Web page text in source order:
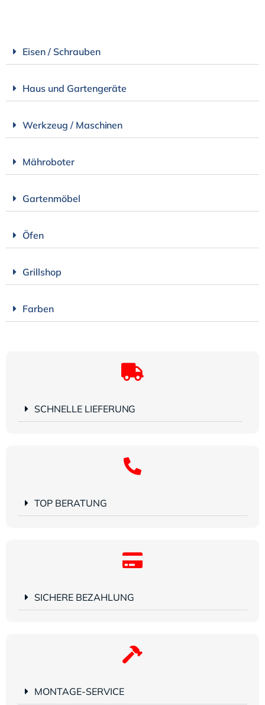
Eisen / Schrauben
Haus und Gartengeräte
Werkzeug / Maschinen
Mähroboter
Gartenmöbel
Öfen
Grillshop
Farben
SCHNELLE LIEFERUNG
TOP BERATUNG
SICHERE BEZAHLUNG
MONTAGE-SERVICE